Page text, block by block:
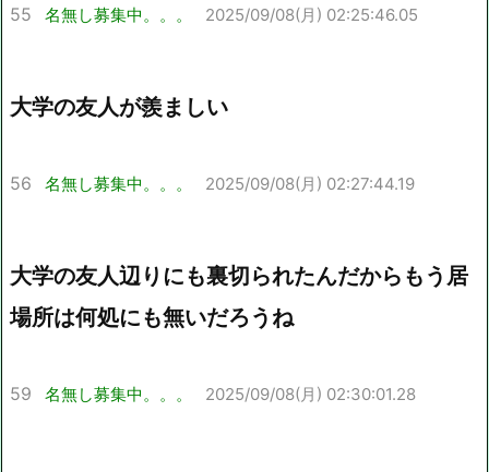
55 名無し募集中。。。 2025/09/08(月) 02:25:46.05
大学の友人が羨ましい
56 名無し募集中。。。 2025/09/08(月) 02:27:44.19
大学の友人辺りにも裏切られたんだからもう居
場所は何処にも無いだろうね
59 名無し募集中。。。 2025/09/08(月) 02:30:01.28